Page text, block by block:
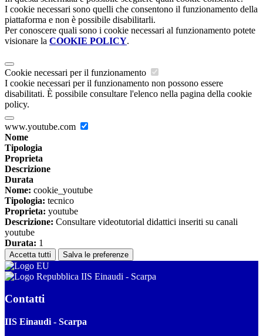
I cookie necessari sono quelli che consentono il funzionamento della
piattaforma e non è possibile disabilitarli.
Per conoscere quali sono i cookie necessari al funzionamento potete
visionare la COOKIE POLICY.
Cookie necessari per il funzionamento
I cookie necessari per il funzionamento non possono essere
disabilitati. È possibile consultare l'elenco nella pagina della cookie
policy.
www.youtube.com
Nome
Tipologia
Proprieta
Descrizione
Durata
Nome: cookie_youtube
Tipologia: tecnico
Proprieta: youtube
Descrizione: Consultare videotutorial didattici inseriti su canali
youtube
Durata: 1
Accetta tutti Salva le preferenze
IIS Einaudi - Scarpa
Contatti
IIS Einaudi - Scarpa